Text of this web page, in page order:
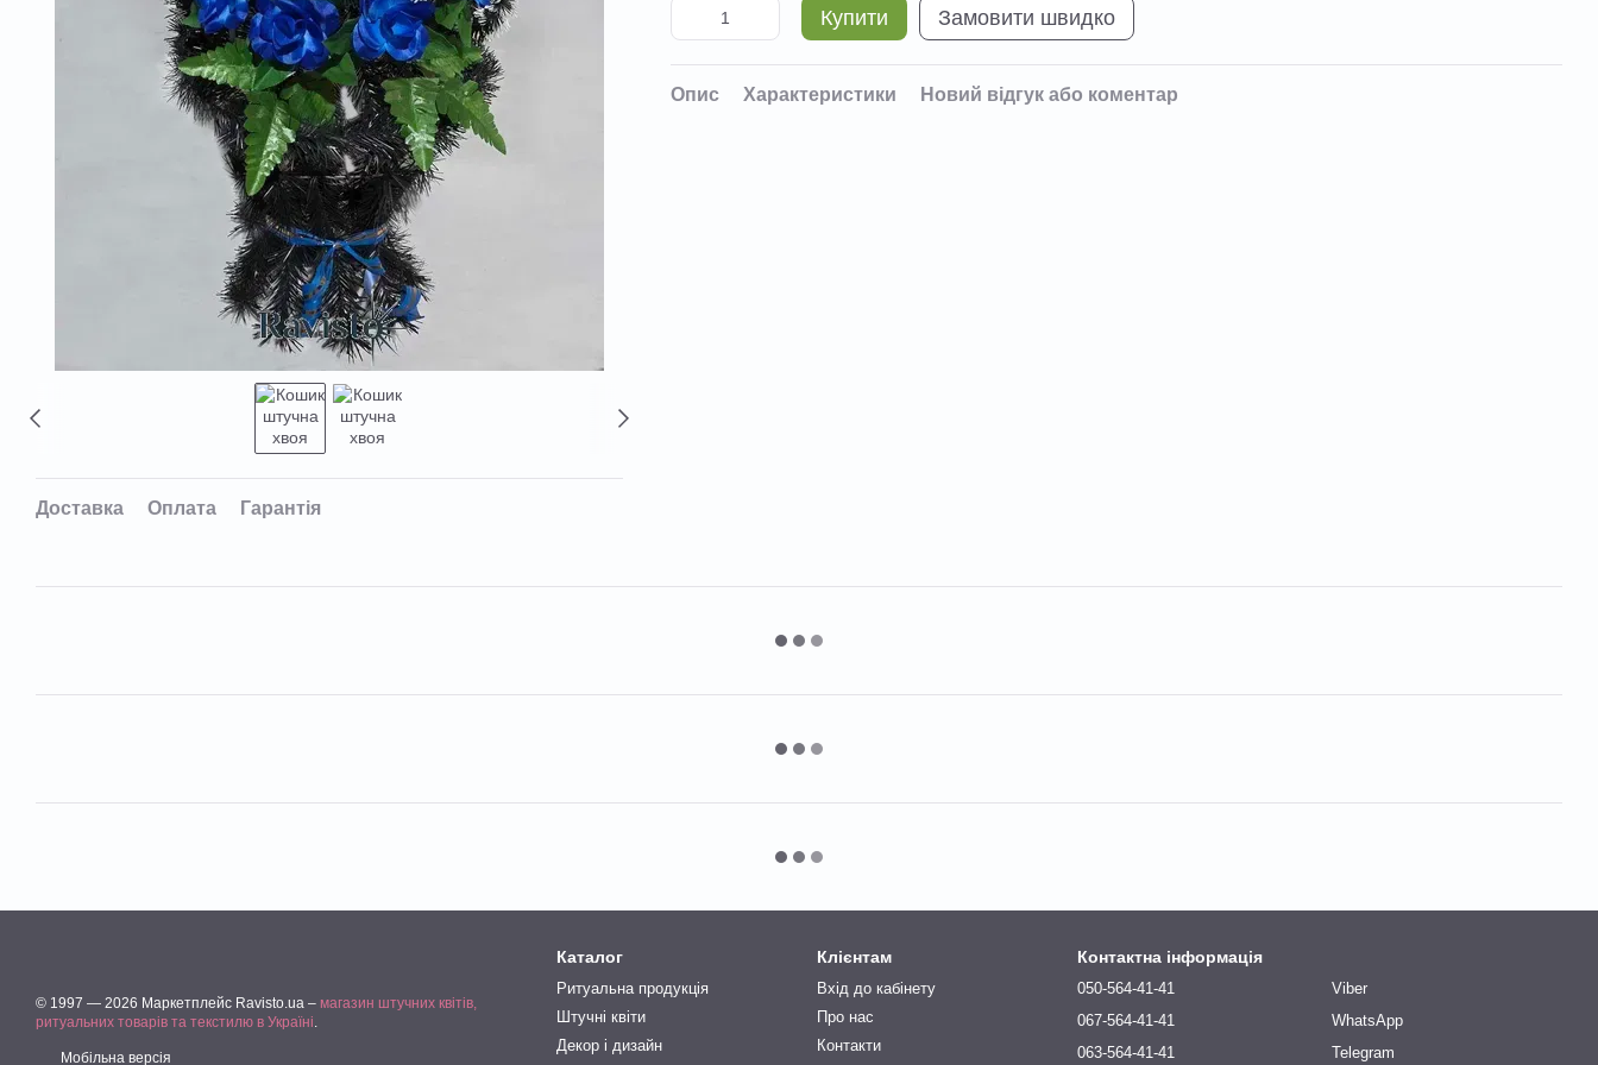
Доставка Оплата Гарантія
Купити Замовити швидко
Опис Характеристики Новий відгук або коментар
© 1997 — 2026 Маркетплейс Ravisto.ua – магазин штучних квітів,
ритуальних товарів та текстилю в Україні.
Мобільна версія
Каталог
Ритуальна продукція
Штучні квіти
Декор і дизайн
Клієнтам
Вхід до кабінету
Про нас
Контакти
Контактна інформація
050-564-41-41
067-564-41-41
063-564-41-41
Viber
WhatsApp
Telegram